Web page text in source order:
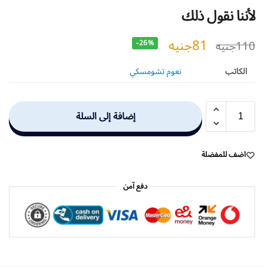
لأننا نقول ذلك
110جنيه 81جنيه -26%
الكاتب نعوم تشومسكي
إضافة إلى السلة
اضف للمفضلة
دفع آمن